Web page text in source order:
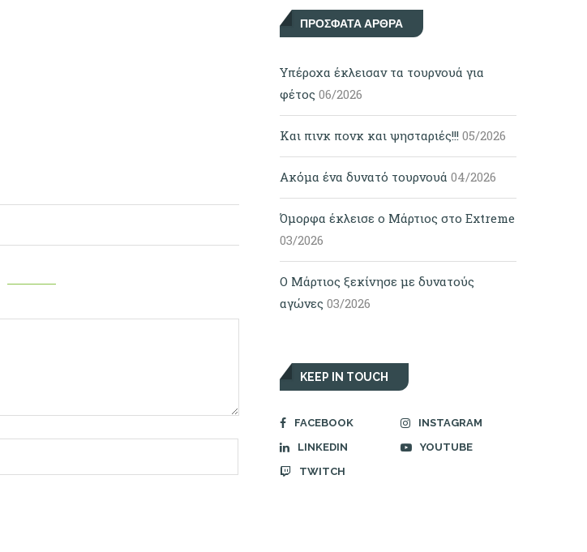
ΠΡΌΣΦΑΤΑ ΆΡΘΡΑ
Υπέροχα έκλεισαν τα τουρνουά για
φέτος 06/2026
Και πινκ πονκ και ψησταριές!!! 05/2026
Ακόμα ένα δυνατό τουρνουά 04/2026
Όμορφα έκλεισε ο Μάρτιος στο Extreme
03/2026
Ο Μάρτιος ξεκίνησε με δυνατούς
αγώνες 03/2026
KEEP IN TOUCH
FACEBOOK
INSTAGRAM
LINKEDIN
YOUTUBE
TWITCH